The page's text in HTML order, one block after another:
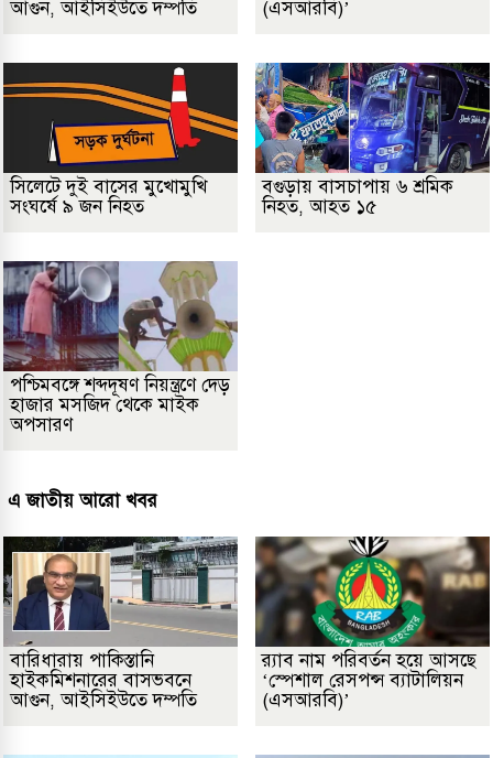
আগুন, আইসিইউতে দম্পতি
(এসআরবি)’
সিলেটে দুই বাসের মুখোমুখি
সংঘর্ষে ৯ জন নিহত
বগুড়ায় বাসচাপায় ৬ শ্রমিক
নিহত, আহত ১৫
পশ্চিমবঙ্গে শব্দদূষণ নিয়ন্ত্রণে দেড়
হাজার মসজিদ থেকে মাইক
অপসারণ
এ জাতীয় আরো খবর
বারিধারায় পাকিস্তানি
হাইকমিশনারের বাসভবনে
আগুন, আইসিইউতে দম্পতি
র‌্যাব নাম পরিবর্তন হয়ে আসছে
‘স্পেশাল রেসপন্স ব্যাটালিয়ন
(এসআরবি)’